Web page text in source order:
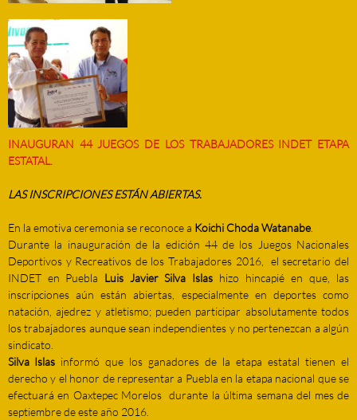
INAUGURAN 44 JUEGOS DE LOS TRABAJADORES INDET ETAPA
ESTATAL.
LAS INSCRIPCIONES ESTÁN ABIERTAS.
En la emotiva ceremonia se reconoce a Koichi Choda Watanabe
Durante la inauguración de la edición 44 de los Juegos Nacionales
Deportivos y Recreativos de los Trabajadores 2016, el secretario del
INDET en Puebla Luis Javier Silva Islas hizo hincapié en que, las
inscripciones aún están abiertas, especialmente en deportes como
natación, ajedrez y atletismo; pueden participar absolutamente todos
los trabajadores aunque sean independientes y no pertenezcan a algún
sindicato.
Silva Islas informó que los ganadores de la etapa estatal tienen el
derecho y el honor de representar a Puebla en la etapa nacional que se
efectuará en Oaxtepec Morelos durante la última semana del mes de
septiembre de este año 2016.